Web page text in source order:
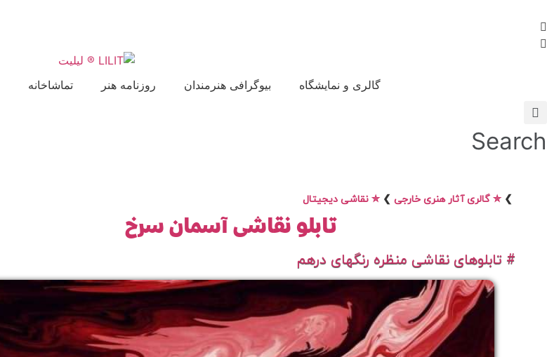
to
content
گالری و نمایشگاه بیوگرافی هنرمندان روزنامه هنر تماشاخانه
Search
❯ ✮ گالری آثار هنری خارجی ❯ ✮ نقاشی دیجیتال
تابلو نقاشی آسمان سرخ
# تابلوهای نقاشی منظره رنگهای درهم